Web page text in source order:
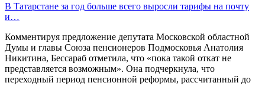
В Татарстане за год больше всего выросли тарифы на почту
и…
Комментируя предложение депутата Московской областной
Думы и главы Союза пенсионеров Подмосковья Анатолия
Никитина, Бессараб отметила, что «пока такой откат не
представляется возможным». Она подчеркнула, что
переходный период пенсионной реформы, рассчитанный до